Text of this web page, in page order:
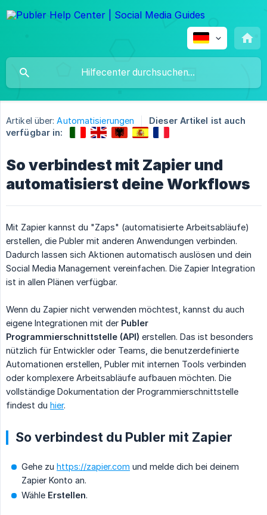
Artikel über: Automatisierungen
Dieser Artikel ist auch
verfügbar in:
So verbindest mit Zapier und
automatisierst deine Workflows
Mit Zapier kannst du "Zaps" (automatisierte Arbeitsabläufe)
erstellen, die Publer mit anderen Anwendungen verbinden.
Dadurch lassen sich Aktionen automatisch auslösen und dein
Social Media Management vereinfachen. Die Zapier Integration
ist in allen Plänen verfügbar.
Wenn du Zapier nicht verwenden möchtest, kannst du auch
eigene Integrationen mit der Publer
Programmierschnittstelle (API) erstellen. Das ist besonders
nützlich für Entwickler oder Teams, die benutzerdefinierte
Automationen erstellen, Publer mit internen Tools verbinden
oder komplexere Arbeitsabläufe aufbauen möchten. Die
vollständige Dokumentation der Programmierschnittstelle
findest du hier.
So verbindest du Publer mit Zapier
Gehe zu https://zapier.com und melde dich bei deinem
Zapier Konto an.
Wähle Erstellen.